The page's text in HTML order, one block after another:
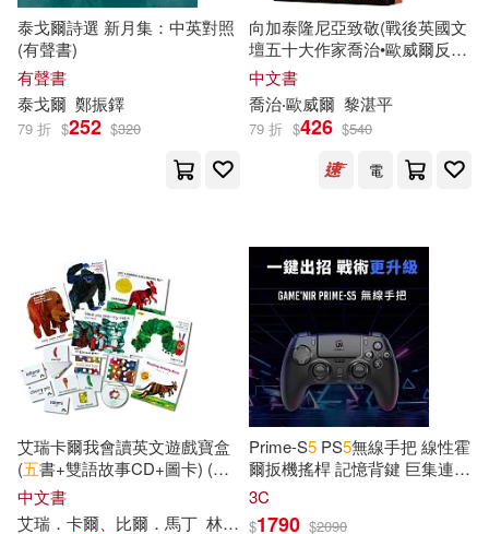
泰戈爾詩選 新月集：中英對照
(有聲書)
有聲書
泰戈爾 鄭振鐸
79 折 $252 $320
向加泰隆尼亞致敬(戰後英國文
壇五十大作家喬治•歐威爾反極
權主義寫作起點，繁體中文譯
本首度問市)
中文書
喬治‧歐威爾 黎湛平
79 折 $426 $540
電
艾瑞卡爾我會讀英文遊戲寶盒
(五書+雙語故事CD+圖卡) (中
英對照)
中文書
艾瑞．卡爾、比爾．馬丁 林良、李坤珊、鄭明進
Prime-S5 PS5無線手把 線性霍
爾扳機搖桿 記憶背鍵 巨集連發
多平台通用 地平線6 黑
3C
$1790 $2090